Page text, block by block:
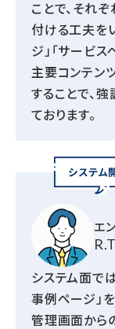
ことで、それ
付ける工夫を
ジ」「サービス
主要コンテン
することで、
ております。
エ
システム面で
事例ページ」
管理画面から